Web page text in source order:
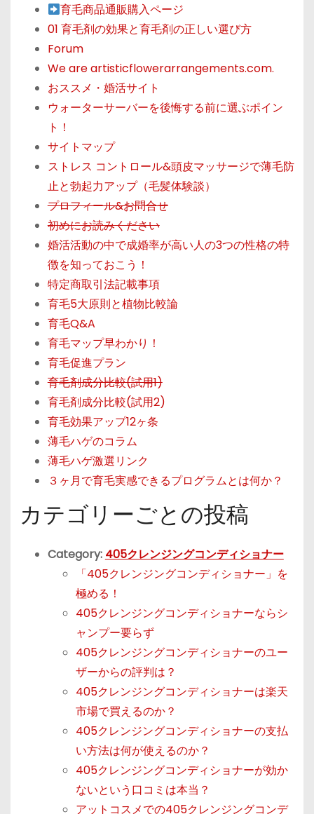
育毛商品通販購入ページ
01 育毛剤の効果と育毛剤の正しい選び方
Forum
We are artisticflowerarrangements.com.
おススメ・婚活サイト
ウォーターサーバーを後悔する前に選ぶポイン
ト！
サイトマップ
ストレス コントロール&頭皮マッサージで薄毛防
止と勃起力アップ（毛髪体験談）
プロフィール&お問合せ
初めにお読みください
婚活活動の中で成婚率が高い人の3つの性格の特
徴を知っておこう！
特定商取引法記載事項
育毛5大原則と植物比較論
育毛Q&A
育毛マップ早わかり！
育毛促進プラン
育毛剤成分比較(試用1)
育毛剤成分比較(試用2)
育毛効果アップ12ヶ条
薄毛ハゲのコラム
薄毛ハゲ激選リンク
３ヶ月で育毛実感できるプログラムとは何か？
カテゴリーごとの投稿
Category: 405クレンジングコンディショナー
「405クレンジングコンディショナー」を
極める！
405クレンジングコンディショナーならシ
ャンプー要らず
405クレンジングコンディショナーのユー
ザーからの評判は？
405クレンジングコンディショナーは楽天
市場で買えるのか？
405クレンジングコンディショナーの支払
い方法は何が使えるのか？
405クレンジングコンディショナーが効か
ないという口コミは本当？
アットコスメでの405クレンジングコンデ